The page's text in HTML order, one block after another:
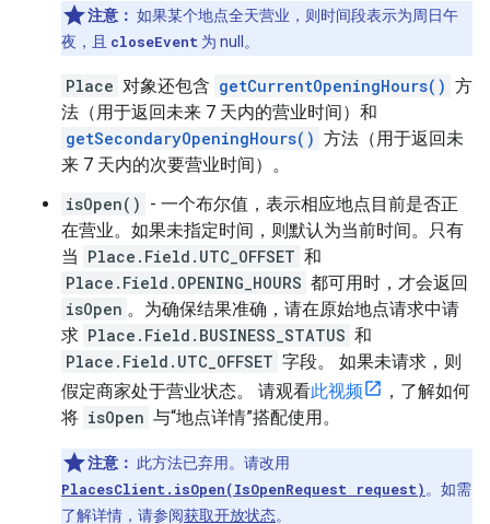
注意： 如果某个地点全天营业，则时间段表示为周日午
夜，且 closeEvent 为 null。
Place 对象还包含 getCurrentOpeningHours() 方
法（用于返回未来 7 天内的营业时间）和
getSecondaryOpeningHours() 方法（用于返回未
来 7 天内的次要营业时间）。
isOpen() - 一个布尔值，表示相应地点目前是否正
在营业。如果未指定时间，则默认为当前时间。只有
当 Place.Field.UTC_OFFSET 和
Place.Field.OPENING_HOURS 都可用时，才会返回
isOpen 。为确保结果准确，请在原始地点请求中请
求 Place.Field.BUSINESS_STATUS 和
Place.Field.UTC_OFFSET 字段。 如果未请求，则
假定商家处于营业状态。 请观看此视频
，了解如何
将 isOpen 与“地点详情”搭配使用。
注意： 此方法已弃用。请改用
PlacesClient.isOpen(IsOpenRequest request) 。如需
了解详情，请参阅获取开放状态。